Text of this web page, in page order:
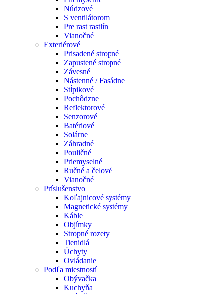
Núdzové
S ventilátorom
Pre rast rastlín
Vianočné
Exteriérové
Prisadené stropné
Zapustené stropné
Závesné
Nástenné / Fasádne
Stĺpikové
Pochôdzne
Reflektorové
Senzorové
Batériové
Solárne
Záhradné
Pouličné
Priemyselné
Ručné a čelové
Vianočné
Príslušenstvo
Koľajnicové systémy
Magnetické systémy
Káble
Objímky
Stropné rozety
Tienidlá
Úchyty
Ovládanie
Podľa miestností
Obývačka
Kuchyňa